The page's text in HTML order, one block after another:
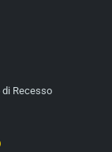
di Recesso